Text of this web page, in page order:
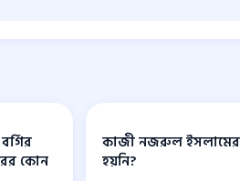
কোন
কাজী নজরুল ইসলামের
হয়নি?